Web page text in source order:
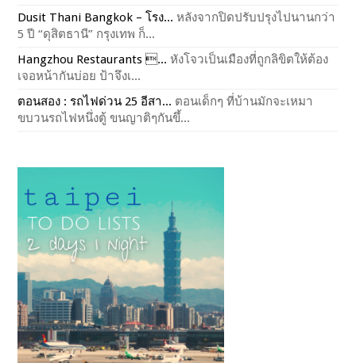
Dusit Thani Bangkok – โรง... หลังจากปิดปรับปรุงไปนานกว่า
5 ปี “ดุสิตธานี” กรุงเทพ ก็...
Hangzhou Restaurants ... หังโจวเป็นเมืองที่ถูกลิขิตให้ต้อง
เจอหน้ากันบ่อย ป้าจึงเ...
ตอนสอง : รถไฟด่วน 25 อีสา... ตอนเด็กๆ ที่บ้านมักจะเหมา
ขบวนรถไฟหนึ่งตู้ ขนญาติๆกันขึ้...